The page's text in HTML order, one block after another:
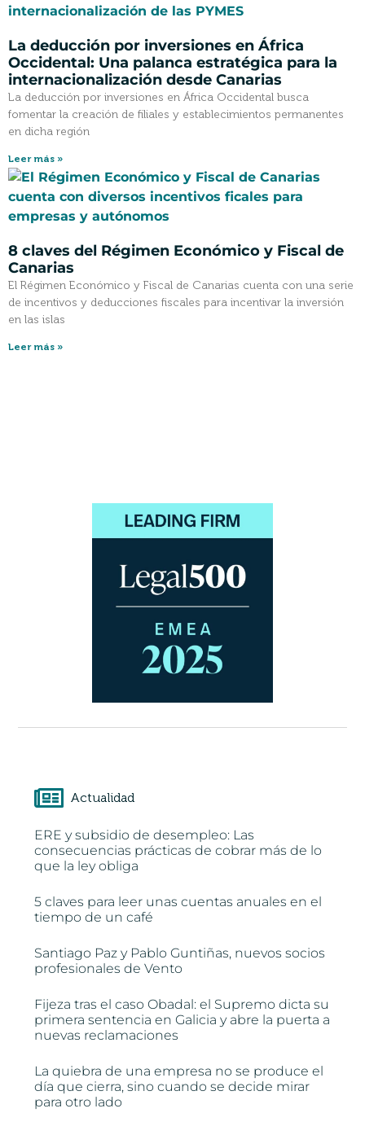
La deducción por inversiones en África
Occidental: Una palanca estratégica para la
internacionalización desde Canarias
La deducción por inversiones en África Occidental busca
fomentar la creación de filiales y establecimientos permanentes
en dicha región
Leer más »
8 claves del Régimen Económico y Fiscal de
Canarias
El Régimen Económico y Fiscal de Canarias cuenta con una serie
de incentivos y deducciones fiscales para incentivar la inversión
en las islas
Leer más »
Actualidad
ERE y subsidio de desempleo: Las
consecuencias prácticas de cobrar más de lo
que la ley obliga
5 claves para leer unas cuentas anuales en el
tiempo de un café
Santiago Paz y Pablo Guntiñas, nuevos socios
profesionales de Vento
Fijeza tras el caso Obadal: el Supremo dicta su
primera sentencia en Galicia y abre la puerta a
nuevas reclamaciones
La quiebra de una empresa no se produce el
día que cierra, sino cuando se decide mirar
para otro lado